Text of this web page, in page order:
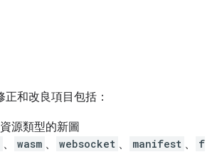
和改良項目包括：
資源類型的新圖
、 wasm 、 websocket 、 manifest 、
f